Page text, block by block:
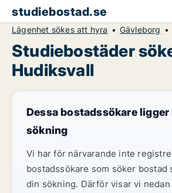
studiebostad.se
Lägenhet sökes att hyra Gävleborg
Studiebostäder
Hudiksvall
Dessa bostadssökare ligger
sökning
Vi har för närvarande inte
bostadssökare som söker bostad
din sökning. Därför visar vi nedan